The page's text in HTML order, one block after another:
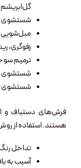
شستشوی
مبل‌شویی
رفوگری،
ترمیم
شستشوی
شستشوی
فرش‌های دستباف و
هستند. استفاده از
تداخل
آسیب به